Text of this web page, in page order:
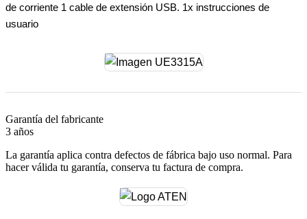
de corriente 1 cable de extensión USB. 1x instrucciones de
usuario
Garantía del fabricante
3 años
La garantía aplica contra defectos de fábrica bajo uso normal. Para
hacer válida tu garantía, conserva tu factura de compra.